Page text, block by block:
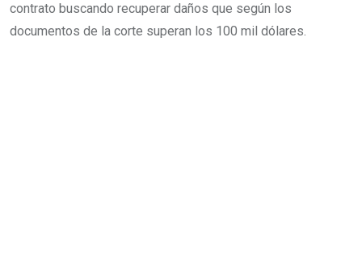
contrato buscando recuperar daños que según los
documentos de la corte superan los 100 mil dólares.